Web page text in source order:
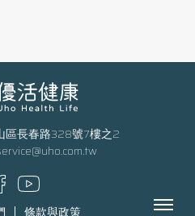
區長春路328號7樓之2
條款與政策 Menu